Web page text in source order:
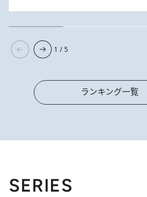
1 / 5
ランキング一覧
SERIES